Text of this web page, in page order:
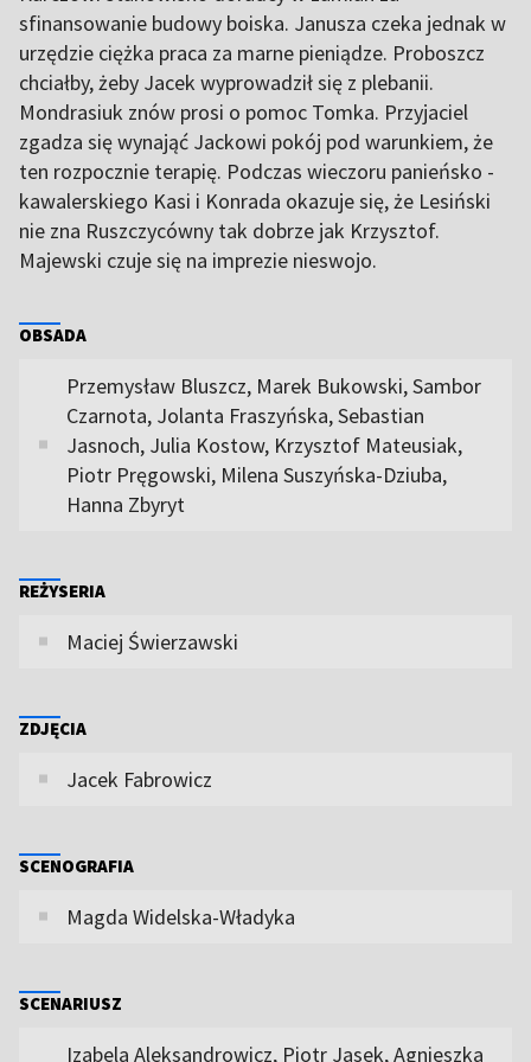
sfinansowanie budowy boiska. Janusza czeka jednak w
urzędzie ciężka praca za marne pieniądze. Proboszcz
chciałby, żeby Jacek wyprowadził się z plebanii.
Mondrasiuk znów prosi o pomoc Tomka. Przyjaciel
zgadza się wynająć Jackowi pokój pod warunkiem, że
ten rozpocznie terapię. Podczas wieczoru panieńsko -
kawalerskiego Kasi i Konrada okazuje się, że Lesiński
nie zna Ruszczycówny tak dobrze jak Krzysztof.
Majewski czuje się na imprezie nieswojo.
OBSADA
Przemysław Bluszcz, Marek Bukowski, Sambor
Czarnota, Jolanta Fraszyńska, Sebastian
Jasnoch, Julia Kostow, Krzysztof Mateusiak,
Piotr Pręgowski, Milena Suszyńska-Dziuba,
Hanna Zbyryt
REŻYSERIA
Maciej Świerzawski
ZDJĘCIA
Jacek Fabrowicz
SCENOGRAFIA
Magda Widelska-Władyka
SCENARIUSZ
Izabela Aleksandrowicz, Piotr Jasek, Agnieszka